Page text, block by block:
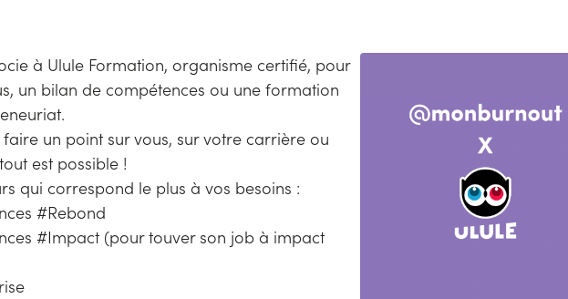
à Ulule Formation, organisme certifié, pour
un bilan de compétences ou une formation
un point sur vous, sur votre carrière ou
est possible !
qui correspond le plus à vos besoins :
#Rebond
#Impact (pour touver son job à impact